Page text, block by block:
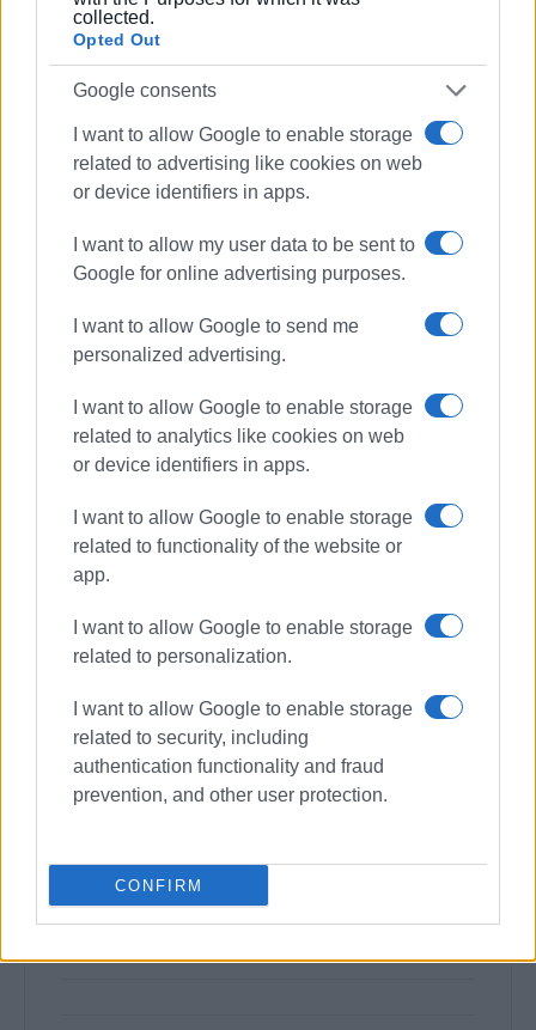
collected.
Opted Out
Google consents
I want to allow Google to enable storage
related to advertising like cookies on web
or device identifiers in apps.
I want to allow my user data to be sent to
Google for online advertising purposes.
I want to allow Google to send me
personalized advertising.
I want to allow Google to enable storage
related to analytics like cookies on web
or device identifiers in apps.
I want to allow Google to enable storage
related to functionality of the website or
app.
I want to allow Google to enable storage
related to personalization.
I want to allow Google to enable storage
related to security, including
authentication functionality and fraud
prevention, and other user protection.
CONFIRM
Βήμα». Από το 1994 εκδότης - διευθυντής στα
«Κερκυραϊκά Σπορ» και από το 2000 και για 15
χρόνια στο «ΦΩΣ των ΣΠΟΡ». Από το 2015
εργάζεται στην «ΕΝΗΜΕΡΩΣΗ», ενώ
συνεργάστηκε με την τηλεόραση του Corfu
Channel (στα πρώτα χρόνια λειτουργίας του) και
Start TV, συνολικά 15 χρόνια.
Ακολουθήστε το enimerosi στοFacebook
Συνδρομητές στο e-paper